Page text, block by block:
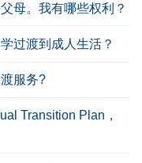
母。我有哪些权利？
过渡到成人生活？
服务?
Transition Plan，